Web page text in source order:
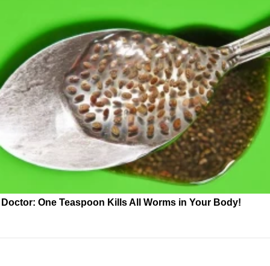
Doctor: One Teaspoon Kills All Worms in Your Body!